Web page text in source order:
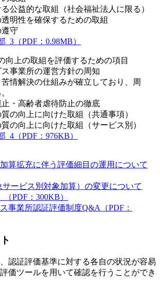
公益的な取組（社会福祉法人に限る）
明性を確保するための取組
守
_3（PDF：0.98MB）
上の取組を評価するための項目
事業所の運営方針の周知
情解決の仕組みが確立しており、周
・高齢者虐待防止の徹底
の向上に向けた取組（共通事項）
の向上に向けた取組（サービス別）
_4（PDF：976KB）
算拡充に伴う評価細目の運用について
サービス別対象加算）の変更について
（PDF：300KB）
事業所認証評価制度Q&A（PDF：
認証評価基準に対する各自の状況が容易
価ツールを用いて確認を行うことができ